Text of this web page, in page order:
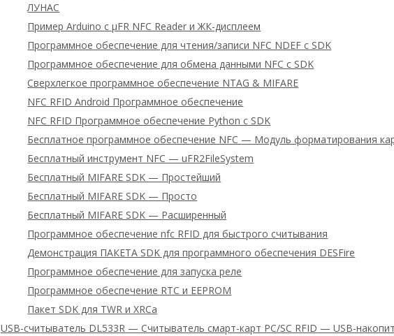
ЛУНАС
Пример Arduino с μFR NFC Reader и ЖК-дисплеем
Программное обеспечение для чтения/записи NFC NDEF с SDK
Программное обеспечение для обмена данными NFC с SDK
Сверхлегкое программное обеспечение NTAG & MIFARE
NFC RFID Android Программное обеспечение
NFC RFID Программное обеспечение Python с SDK
Бесплатное программное обеспечение NFC — Модуль форматирования
Бесплатный инструмент NFC — uFR2FileSystem
Бесплатный MIFARE SDK — Простейший
Бесплатный MIFARE SDK — Просто
Бесплатный MIFARE SDK — Расширенный
Программное обеспечение nfc RFID для быстрого считывания
Демонстрация ПАКЕТА SDK для программного обеспечения DESFire
Программное обеспечение для запуска реле
Программное обеспечение RTC и EEPROM
Пакет SDK для TWR и XRCa
USB-считыватель DL533R — Считыватель смарт-карт PC/SC RFID — USB-